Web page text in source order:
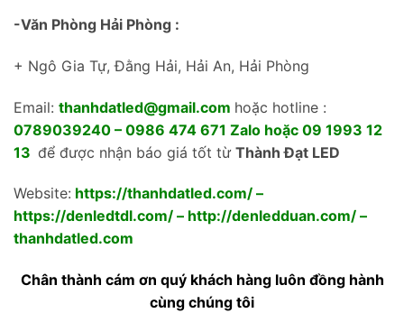
-Văn Phòng Hải Phòng :
+ Ngô Gia Tự, Đằng Hải, Hải An, Hải Phòng
Email: thanhdatled@gmail.com hoặc hotline :
0789039240 – 0986 474 671 Zalo hoặc 09 1993 12
13 để được nhận báo giá tốt từ Thành Đạt LED
Website: https://thanhdatled.com/ –
https://denledtdl.com/ – http://denledduan.com/ –
thanhdatled.com
Chân thành cám ơn quý khách hàng luôn đồng hành
cùng chúng tôi